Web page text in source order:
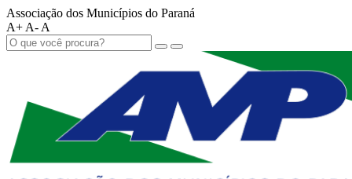
Associação dos Municípios do Paraná
A+ A- A